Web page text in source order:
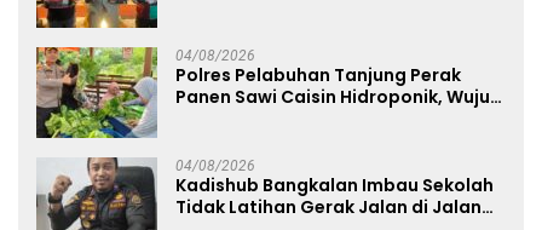
04/08/2026
Polres Pelabuhan Tanjung Perak
Panen Sawi Caisin Hidroponik, Wujud
04/08/2026
Kadishub Bangkalan Imbau Sekolah
Tidak Latihan Gerak Jalan di Jalan